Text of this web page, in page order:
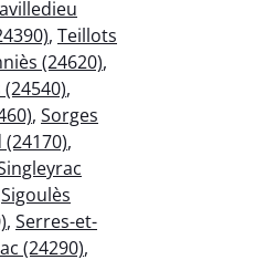
, Teillots
(24620),
,
, Sorges
,
Sigoulès
, Serres-et-
(24290),